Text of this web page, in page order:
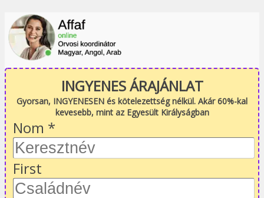
INGYENES ÁRAJÁNLAT
Gyorsan, INGYENESEN és kötelezettség nélkül. Akár 60%-kal
kevesebb, mint az Egyesült Királyságban
Nom *
First